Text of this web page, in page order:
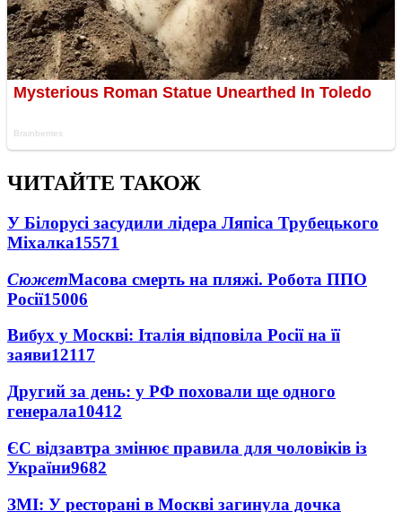
ЧИТАЙТЕ ТАКОЖ
У Білорусі засудили лідера Ляпіса Трубецького
Міхалка15571
СюжетМасова смерть на пляжі. Робота ППО
Росії15006
Вибух у Москві: Італія відповіла Росії на її
заяви12117
Другий за день: у РФ поховали ще одного
генерала10412
ЄС відзавтра змінює правила для чоловіків із
України9682
ЗМІ: У ресторані в Москві загинула дочка